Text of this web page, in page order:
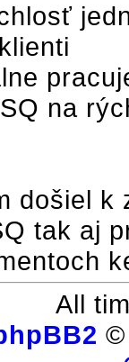
na
došiel
tak aj
All
©